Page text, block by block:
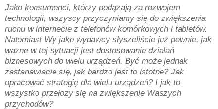
Jako konsumenci, którzy podążają za rozwojem
technologii, wszyscy przyczyniamy się do zwiększenia
ruchu w internecie z telefonów komórkowych i tabletów.
Natomiast Wy jako wydawcy słyszeliście już pewnie, jak
ważne w tej sytuacji jest dostosowanie działań
biznesowych do wielu urządzeń. Być może jednak
zastanawiacie się, jak bardzo jest to istotne? Jak
opracować strategię dla wielu urządzeń? I jak to
wszystko przełoży się na zwiększenie Waszych
przychodów?